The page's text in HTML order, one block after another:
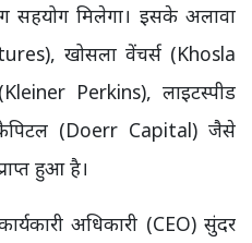
सहयोग मिलेगा। इसके अलावा
खोसला वेंचर्स (Khosla
Perkins), लाइटस्पीड
(Doerr Capital) जैसे
हुआ है।
अधिकारी (CEO) सुंदर